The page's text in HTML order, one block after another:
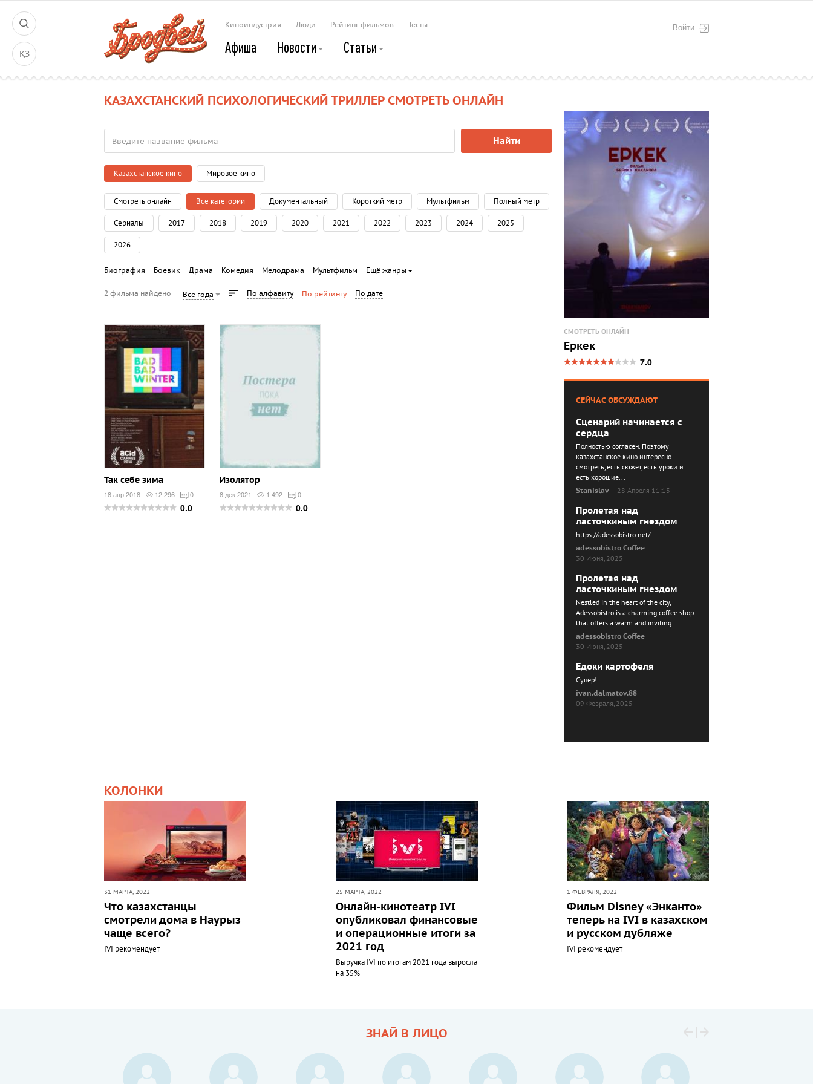
ҚЗ
Войти
Киноиндустрия Люди Рейтинг фильмов Тесты
Афиша Новости Статьи
КАЗАХСТАНСКИЙ ПСИХОЛОГИЧЕСКИЙ ТРИЛЛЕР СМОТРЕТЬ ОНЛАЙН
Найти
Казахстанское кино Мировое кино
Смотреть онлайн Все категории Документальный Короткий метр Мультфильм Полный метр
Сериалы 2017 2018 2019 2020 2021 2022 2023 2024 2025
2026
Биография Боевик Драма Комедия Мелодрама Мультфильм Ещё жанры
2 фильма найдено Все года По алфавиту По рейтингу По дате
Так себе зима
18 апр 2018 12 296 0
0.0
Изолятор
8 дек 2021 1 492 0
0.0
СМОТРЕТЬ ОНЛАЙН
Еркек
7.0
СЕЙЧАС ОБСУЖДАЮТ
Сценарий начинается с
сердца
Полностью согласен. Поэтому
казахстанское кино интересно
смотреть, есть сюжет, есть уроки и
есть хорошие...
Stanislav
28 Апреля 11:13
Пролетая над
ласточкиным гнездом
https://adessobistro.net/
adessobistro Coffee
30 Июня, 2025
Пролетая над
ласточкиным гнездом
Nestled in the heart of the city,
Adessobistro is a charming coffee shop
that offers a warm and inviting...
adessobistro Coffee
30 Июня, 2025
Едоки картофеля
Cупер!
ivan.dalmatov.88
09 Февраля, 2025
КОЛОНКИ
31 МАРТА, 2022
Что казахстанцы
смотрели дома в Наурыз
чаще всего?
IVI рекомендует
25 МАРТА, 2022
Онлайн-кинотеатр IVI
опубликовал финансовые
и операционные итоги за
2021 год
Выручка IVI по итогам 2021 года выросла
на 35%
1 ФЕВРАЛЯ, 2022
Фильм Disney «Энканто»
теперь на IVI в казахском
и русском дубляже
IVI рекомендует
ЗНАЙ В ЛИЦО